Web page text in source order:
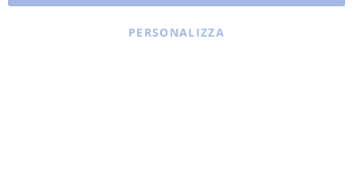
PERSONALIZZA